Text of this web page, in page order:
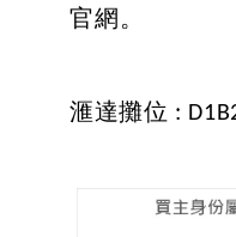
官網。
滙達攤位 :